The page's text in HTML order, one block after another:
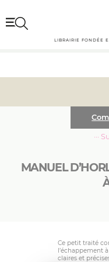
LIBRAIRIE FONDÉE
MANUEL
···
Ce petit traité
l’échappement
claires et